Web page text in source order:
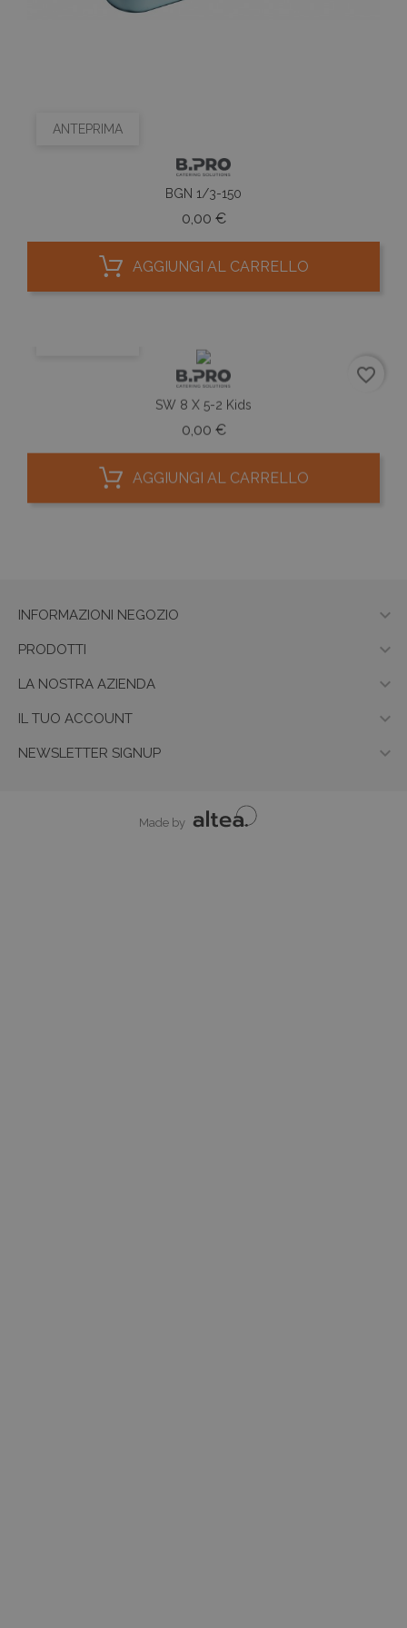
ANTEPRIMA
BGN 1/3-150
0,00 €Prezzo
AGGIUNGI AL CARRELLO
SW 8 X 5-2 Kids
0,00 €Prezzo
AGGIUNGI AL CARRELLO
favorite_border
INFORMAZIONI NEGOZIO 
PRODOTTI 
LA NOSTRA AZIENDA 
IL TUO ACCOUNT 
NEWSLETTER SIGNUP 
Made by